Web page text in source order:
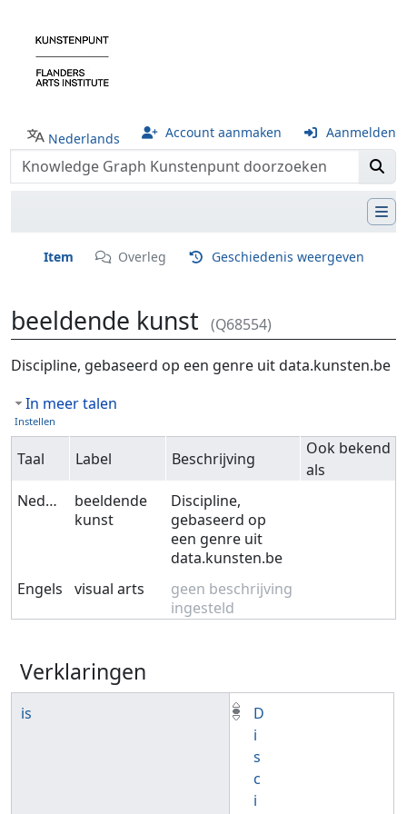
Nederlands Account aanmaken Aanmelden
Item Overleg Geschiedenis weergeven
beeldende kunst (Q68554)
Ga naar:navigatie,zoeken
Discipline, gebaseerd op een genre uit data.kunsten.be
In meer talen
Instellen
Taal Label Beschrijving
Ook bekend
als
Nederlands
beeldende
kunst
Discipline,
gebaseerd op
een genre uit
data.kunsten.be
Engels
visual arts
geen beschrijving
ingesteld
Verklaringen
is
D
i
s
c
i